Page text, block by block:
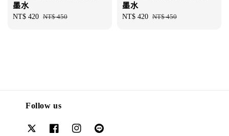
墨水
Sale
NT$ 420 Regular
NT$ 450
墨水
Sale
NT$ 420 Regular
NT$ 450
Follow us